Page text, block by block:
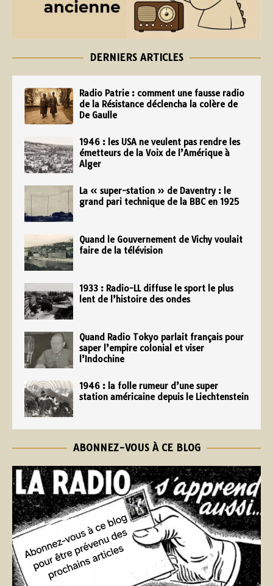
DERNIERS ARTICLES
Radio Patrie : comment une fausse radio
de la Résistance déclencha la colère de
De Gaulle
1946 : les USA ne veulent pas rendre les
émetteurs de la Voix de l’Amérique à
Alger
La « super-station » de Daventry : le
grand pari technique de la BBC en 1925
Quand le Gouvernement de Vichy voulait
faire de la télévision
1933 : Radio-LL diffuse le sport le plus
lent de l’histoire des ondes
Quand Radio Tokyo parlait français pour
saper l’empire colonial et viser
l’Indochine
1946 : la folle rumeur d’une super
station américaine depuis le Liechtenstein
ABONNEZ-VOUS À CE BLOG